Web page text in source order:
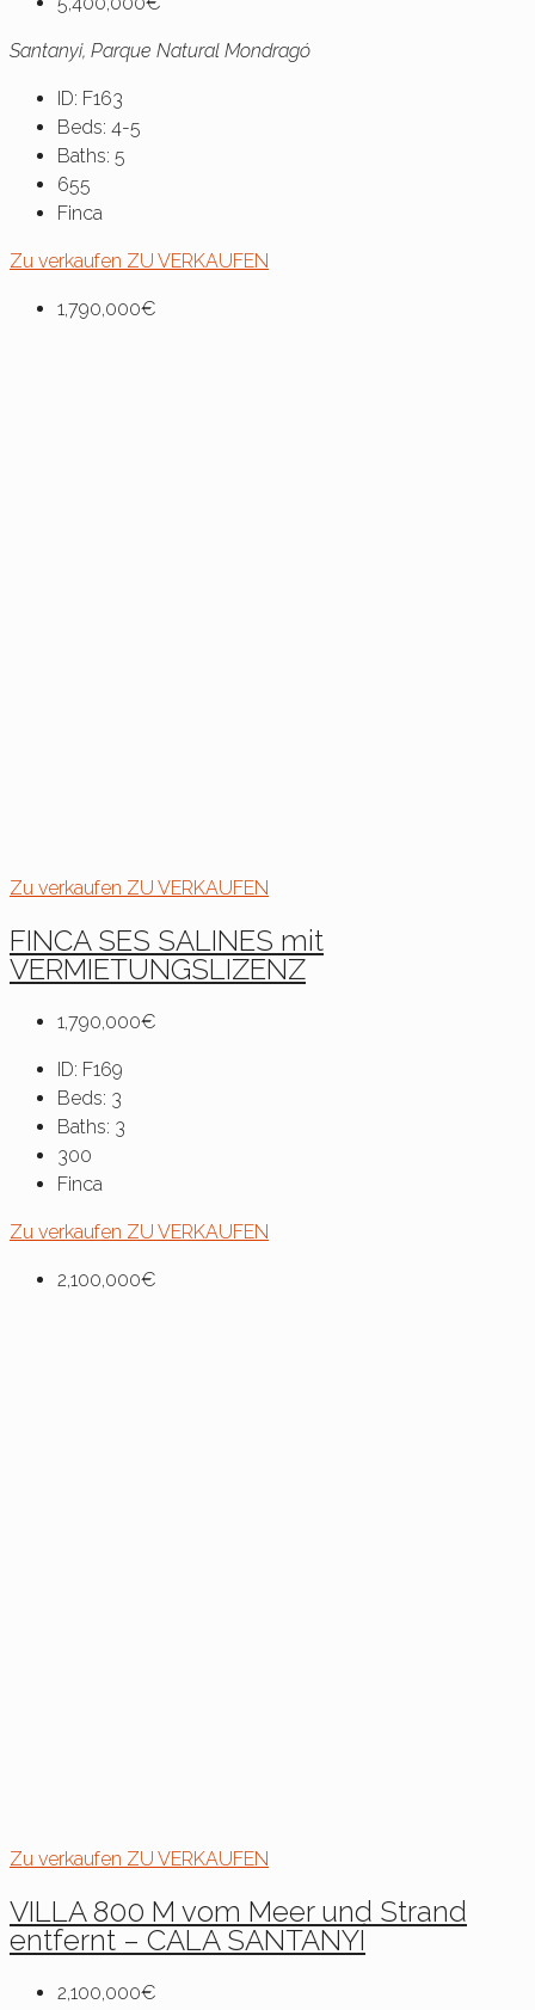
Santanyi, Parque Natural Mondragó
ID: F163
Beds: 4-5
Baths: 5
655
Finca
Zu verkaufen ZU VERKAUFEN
1,790,000€
Zu verkaufen ZU VERKAUFEN
FINCA SES SALINES mit
VERMIETUNGSLIZENZ
1,790,000€
ID: F169
Beds: 3
Baths: 3
300
Finca
Zu verkaufen ZU VERKAUFEN
2,100,000€
Zu verkaufen ZU VERKAUFEN
VILLA 800 M vom Meer und Strand
entfernt – CALA SANTANYÍ
2,100,000€